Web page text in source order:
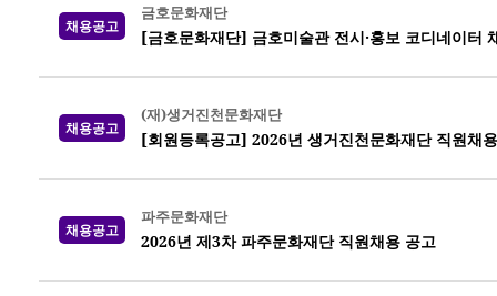
채용공고
금호문화재단
[금호문화재단] 금호미술관 전시·홍보 코디네이터
채용공고
(재)생거진천문화재단
[회원등록공고] 2026년 생거진천문화재단 직원채
채용공고
파주문화재단
2026년 제3차 파주문화재단 직원채용 공고